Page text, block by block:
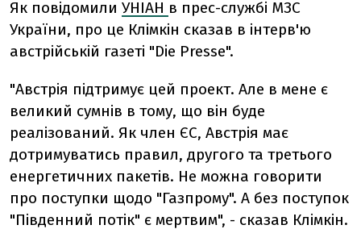
Як повідомили УНІАН в прес-службі МЗС
України, про це Клімкін сказав в інтерв'ю
австрійській газеті "Die Presse".
"Австрія підтримує цей проект. Але в мене є
великий сумнів в тому, що він буде
реалізований. Як член ЄС, Австрія має
дотримуватись правил, другого та третього
енергетичних пакетів. Не можна говорити
про поступки щодо "Газпрому". А без поступок
"Південний потік" є мертвим", - сказав Клімкін.